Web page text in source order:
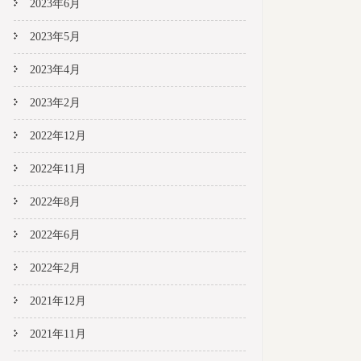
2023年6月
2023年5月
2023年4月
2023年2月
2022年12月
2022年11月
2022年8月
2022年6月
2022年2月
2021年12月
2021年11月